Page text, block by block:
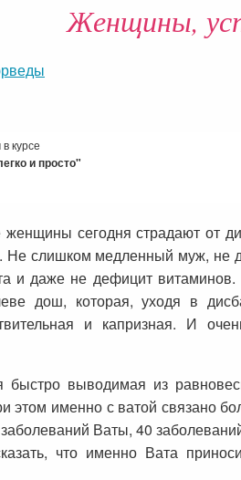
Женщины,
курсе
и просто"
сегодня страдают от
Не слишком медленный муж, не
и даже не дефицит
дош, которая, уходя в
и капризная. И
быстро выводимая из
этом именно с ватой связано
Ваты, 40
что именно Вата